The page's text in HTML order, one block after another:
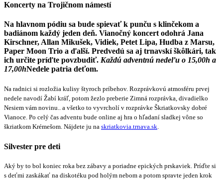
Koncerty na Trojičnom námestí
Na hlavnom pódiu sa bude spievať k punču s klinčekom a
badiánom každý jeden deň. Vianočný koncert odohrá Jana
Kirschner, Allan Mikušek, Vidiek, Petet Lipa, Hudba z Marsu,
Paper Moon Trio a ďalší. Predvedú sa aj trnavskí škôlkári, tak
ich určite príďte povzbudiť. Každú adventnú nedeľu o 15,00h a
17,00hNedele patria deťom.
Na radnici si rozložia kulisy štyroch príbehov. Rozprávkovú atmosféru prvej
nedele navodí Žabí kráľ, potom žezlo preberie Zimná rozprávka, divadielko
Nesiem vám novinu.. a všetko to vyvrcholí v rozprávke Škriatkovsky dobré
Vianoce. Po celý čas adventu bude online aj hra o hľadaní sladkej vône so
škriatkom Krémešom. Nájdete ju na skriatkovia.trnava.sk
Silvester pre deti
Aký by to bol koniec roka bez zábavy a poriadne epických prskaviek. Príďte si
s deťmi zaskákať na diskotéku pod holým nebom a potom spravte jeden krok